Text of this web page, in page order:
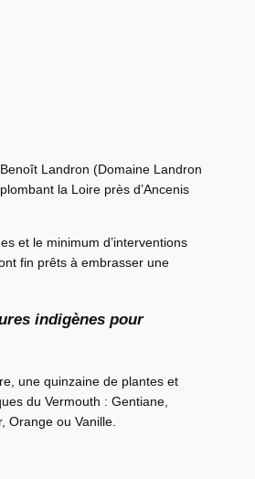
Landron (Domaine Landron
la Loire près d’Ancenis
et le minimum d’interventions
fin prêts à embrasser une
indigènes pour
une quinzaine de plantes et
du Vermouth : Gentiane,
Orange ou Vanille.